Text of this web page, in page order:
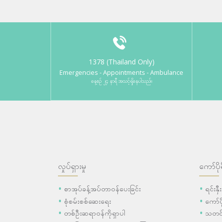
1378 (Thailand Only)
Emergencies - Appointments - Ambulance
နေ့စဉ် ၂၄ နာရီ အသင့်ရှိနေပါသည်။
လှုပ်ရှားမှု
စာအုပ်ခန့်အပ်တာဝန်ပေးခြင်း
စုံစမ်းစစ်ဆေးရေး
တစ်ဦးဆရာဝန်ကိုရှာပါ
ကော်
ရင်း
ကေ
သတင်